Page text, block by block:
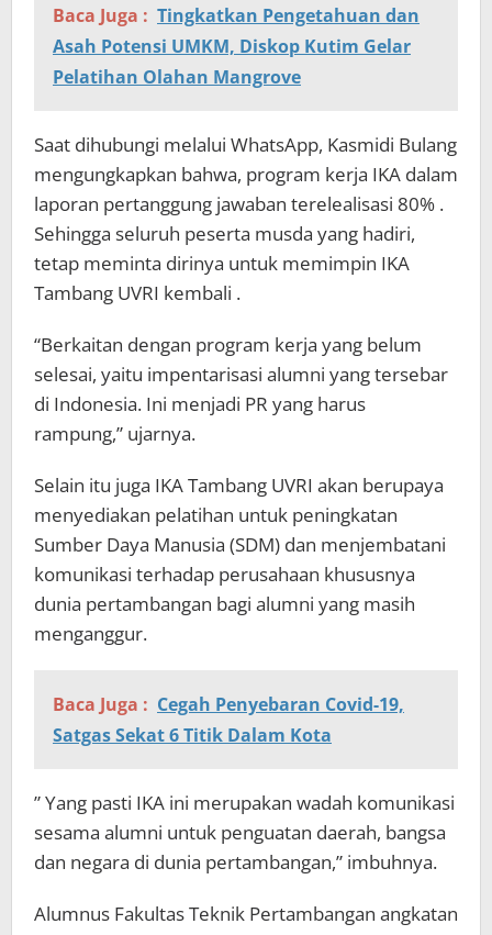
Baca Juga : Tingkatkan Pengetahuan dan
Asah Potensi UMKM, Diskop Kutim Gelar
Pelatihan Olahan Mangrove
Saat dihubungi melalui WhatsApp, Kasmidi Bulang
mengungkapkan bahwa, program kerja IKA dalam
laporan pertanggung jawaban terelealisasi 80% .
Sehingga seluruh peserta musda yang hadiri,
tetap meminta dirinya untuk memimpin IKA
Tambang UVRI kembali .
“Berkaitan dengan program kerja yang belum
selesai, yaitu impentarisasi alumni yang tersebar
di Indonesia. Ini menjadi PR yang harus
rampung,” ujarnya.
Selain itu juga IKA Tambang UVRI akan berupaya
menyediakan pelatihan untuk peningkatan
Sumber Daya Manusia (SDM) dan menjembatani
komunikasi terhadap perusahaan khususnya
dunia pertambangan bagi alumni yang masih
menganggur.
Baca Juga : Cegah Penyebaran Covid-19,
Satgas Sekat 6 Titik Dalam Kota
” Yang pasti IKA ini merupakan wadah komunikasi
sesama alumni untuk penguatan daerah, bangsa
dan negara di dunia pertambangan,” imbuhnya.
Alumnus Fakultas Teknik Pertambangan angkatan